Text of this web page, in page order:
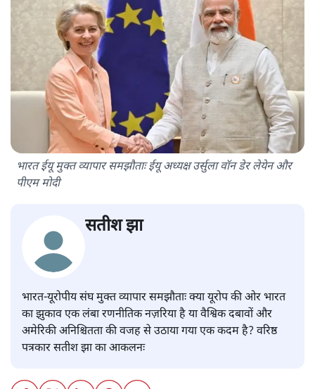
भारत ईयू मुक्त व्यापार समझौताः ईयू अध्यक्ष उर्सुला वॉन डेर लेयेन और
पीएम मोदी
सतीश झा
भारत-यूरोपीय संघ मुक्त व्यापार समझौताः क्या यूरोप की ओर भारत
का झुकाव एक लंबा रणनीतिक नज़रिया है या वैश्विक दबावों और
अमेरिकी अनिश्चितता की वजह से उठाया गया एक कदम है? वरिष्ठ
पत्रकार सतीश झा का आकलनः